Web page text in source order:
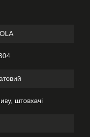
штовхачі